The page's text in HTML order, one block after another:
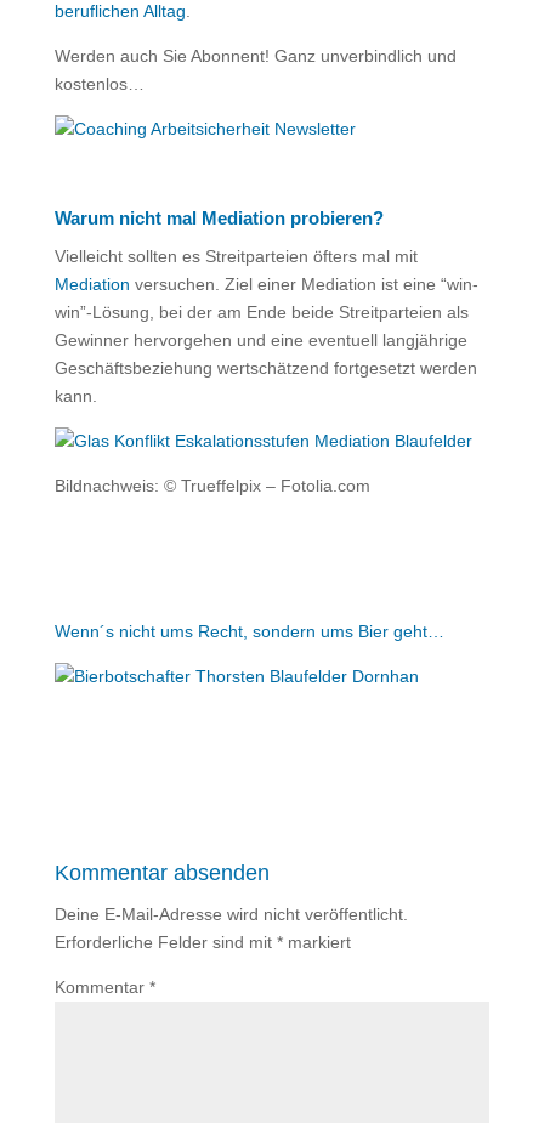
beruflichen Alltag
Werden auch Sie Abonnent! Ganz unverbindlich und
kostenlos…
Warum nicht mal Mediation probieren?
Vielleicht sollten es Streitparteien öfters mal mit
Mediation versuchen. Ziel einer Mediation ist eine “win-
win”-Lösung, bei der am Ende beide Streitparteien als
Gewinner hervorgehen und eine eventuell langjährige
Geschäftsbeziehung wertschätzend fortgesetzt werden
kann.
Bildnachweis: © Trueffelpix – Fotolia.com
Wenn´s nicht ums Recht, sondern ums Bier geht…
Kommentar absenden
Deine E-Mail-Adresse wird nicht veröffentlicht.
Erforderliche Felder sind mit *markiert
Kommentar *